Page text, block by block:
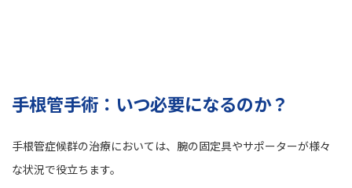
手根管手術：いつ必要になるのか？
手根管症候群の治療においては、腕の固定具やサポーターが様々
な状況で役立ちます。